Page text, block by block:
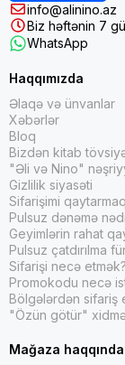
info@alinino.az
Biz həftənin 7
WhatsApp
Haqqımızda
Əlaqə və ünvanlar
Xəbərlər
Bloq
Bizdən kitab
"Əli və Nino"
Gizlilik siyasəti
Sifarişimi
Pulsuz dənəmə
Geyimlərin rahat
Pulsuz çatdırılma
Sifarişi necə etmək?
Promokodu necə
Bölgələrdən sifariş
"Özün götür"
Mağaza haqqında